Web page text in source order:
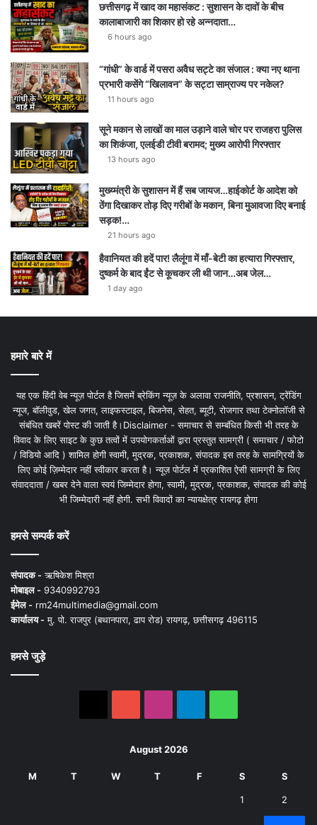
u
b
e
a
r
m
g
a
s
p
छत्तीसगढ़ में खाद का महासंकट : सुशासन के दावों के बीच
कालाबाजारी का शिकार हो रहे अन्नदाता…
6 hours ago
“गांधी” के वार्ड में पसरा अवैध सट्टे का संजाल : क्या नए थाना
प्रभारी कसेंगे “खिलावन” के सट्टा साम्राज्य पर नकेल?
11 hours ago
सूने मकान से लाखों का माल उड़ाने वाले चोर पर राजहरा पुलिस
का शिकंजा, एलईडी टीवी बरामद; मुख्य आरोपी गिरफ्तार
13 hours ago
मुख्य्मंत्री के सुशासन में हैं सब जायज…हाईकोर्ट के आदेश को
ठेंगा दिखाकर तोड़ दिए गरीबों के मकान, बिना मुआवजा दिए बनाई
सड़क!…
21 hours ago
हैवानियत की हदें पार! लैलूंगा में माँ-बेटी का हत्यारा गिरफ्तार,
दुष्कर्म के बाद ईंट से कूचकर ली थी जान…अब जेल…
1 day ago
हमारे बारे में
यह एक हिंदी वेब न्यूज़ पोर्टल है जिसमें ब्रेकिंग न्यूज़ के अलावा राजनीति, प्रशासन, ट्रेंडिंग
न्यूज, बॉलीवुड, खेल जगत, लाइफस्टाइल, बिजनेस, सेहत, ब्यूटी, रोजगार तथा टेक्नोलॉजी से
संबंधित खबरें पोस्ट की जाती है।Disclaimer - समाचार से सम्बंधित किसी भी तरह के
विवाद के लिए साइट के कुछ तत्वों में उपयोगकर्ताओं द्वारा प्रस्तुत सामग्री ( समाचार / फोटो
/ विडियो आदि ) शामिल होगी स्वामी, मुद्रक, प्रकाशक, संपादक इस तरह के सामग्रियों के
लिए कोई ज़िम्मेदार नहीं स्वीकार करता है। न्यूज़ पोर्टल में प्रकाशित ऐसी सामग्री के लिए
संवाददाता / खबर देने वाला स्वयं जिम्मेदार होगा, स्वामी, मुद्रक, प्रकाशक, संपादक की कोई
भी जिम्मेदारी नहीं होगी. सभी विवादों का न्यायक्षेत्र रायगढ़ होगा
हमसे सम्पर्क करें
संपादक -ऋषिकेश मिश्रा
मोबाइल - 9340992793
ईमेल - rm24multimedia@gmail.com
कार्यालय -मु. पो. राजपुर (बथानपारा, ढाप रोड) रायगढ़, छत्तीसगढ़ 496115
हमसे जुड़े
August 2026
M T W T F S S
1 2